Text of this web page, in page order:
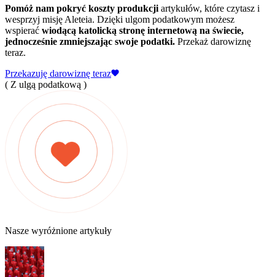
Pomóż nam pokryć koszty produkcji artykułów, które czytasz i
wesprzyj misję Aleteia. Dzięki ulgom podatkowym możesz
wspierać wiodącą katolicką stronę internetową na świecie,
jednocześnie zmniejszając swoje podatki. Przekaż darowiznę
teraz.
Przekazuję darowiznę teraz
( Z ulgą podatkową )
Nasze wyróżnione artykuły